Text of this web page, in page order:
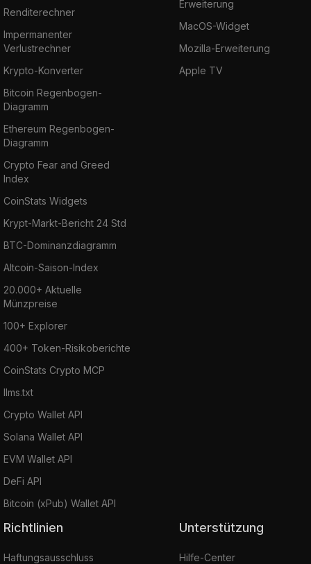
Renditerechner
Impermanenter
Verlustrechner
Krypto-Konverter
Bitcoin Regenbogen-
Diagramm
Ethereum Regenbogen-
Diagramm
Crypto Fear and Greed
Index
CoinStats Widgets
Krypt-Markt-Bericht 24 Std
BTC-Dominanzdiagramm
Altcoin-Saison-Index
20.000+ Aktuelle
Münzpreise
100+ Explorer
400+ Token-Risikoberichte
CoinStats Crypto MCP
llms.txt
Crypto Wallet API
Solana Wallet API
EVM Wallet API
DeFi API
Bitcoin (xPub) Wallet API
Erweiterung
MacOS-Widget
Mozilla-Erweiterung
Apple TV
Richtlinien
Haftungsausschluss
Unterstützung
Hilfe-Center